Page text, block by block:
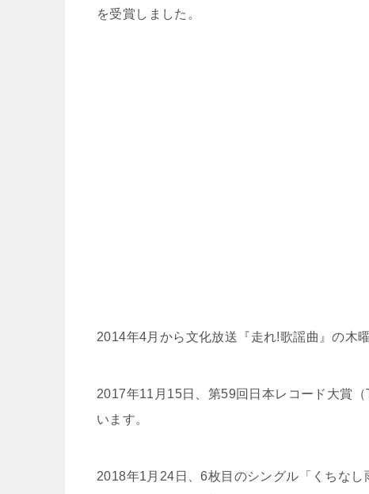
を受賞しました。
2014年4月から文化放送『走れ!歌謡曲』の木
2017年11月15日、第59回日本レコード大賞
います。
2018年1月24日、6枚目のシングル「くちな